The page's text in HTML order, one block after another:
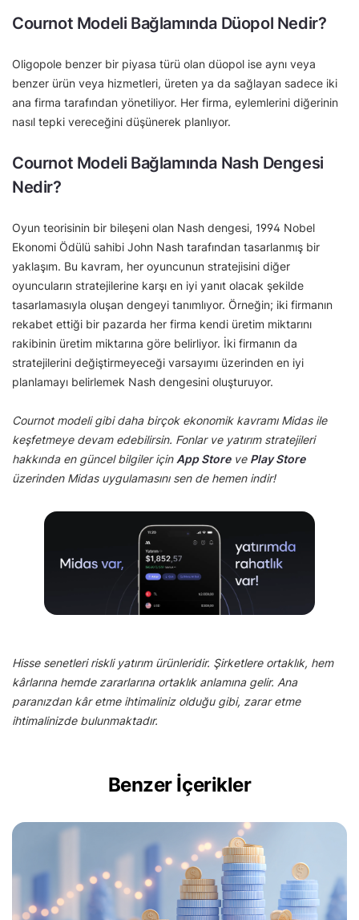
Cournot Modeli Bağlamında Düopol Nedir?
Oligopole benzer bir piyasa türü olan düopol ise aynı veya
benzer ürün veya hizmetleri, üreten ya da sağlayan sadece iki
ana firma tarafından yönetiliyor. Her firma, eylemlerini diğerinin
nasıl tepki vereceğini düşünerek planlıyor.
Cournot Modeli Bağlamında Nash Dengesi
Nedir?
Oyun teorisinin bir bileşeni olan Nash dengesi, 1994 Nobel
Ekonomi Ödülü sahibi John Nash tarafından tasarlanmış bir
yaklaşım. Bu kavram, her oyuncunun stratejisini diğer
oyuncuların stratejilerine karşı en iyi yanıt olacak şekilde
tasarlamasıyla oluşan dengeyi tanımlıyor. Örneğin; iki firmanın
rekabet ettiği bir pazarda her firma kendi üretim miktarını
rakibinin üretim miktarına göre belirliyor. İki firmanın da
stratejilerini değiştirmeyeceği varsayımı üzerinden en iyi
planlamayı belirlemek Nash dengesini oluşturuyor.
Cournot modeli gibi daha birçok ekonomik kavramı Midas ile
keşfetmeye devam edebilirsin. Fonlar ve yatırım stratejileri
hakkında en güncel bilgiler içinApp Storeve Play Store
üzerinden Midas uygulamasını sen de hemen indir!
Hisse senetleri riskli yatırım ürünleridir. Şirketlere ortaklık, hem
kârlarına hemde zararlarına ortaklık anlamına gelir. Ana
paranızdan kâr etme ihtimaliniz olduğu gibi, zarar etme
ihtimalinizde bulunmaktadır.
Benzer İçerikler